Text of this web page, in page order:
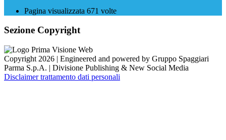
Pagina visualizzata 671 volte
Sezione Copyright
Copyright 2026 | Engineered and powered by Gruppo Spaggiari
Parma S.p.A. | Divisione Publishing & New Social Media
Disclaimer trattamento dati personali